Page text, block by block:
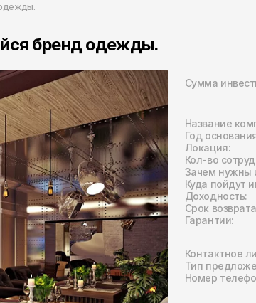
бренд одежды.
Сумма
Название
Год
Локация:
Кол-во
Зачем нужны
Куда пойдут
Доходность:
Срок
Гарантии:
Контактное
Тип
Номер